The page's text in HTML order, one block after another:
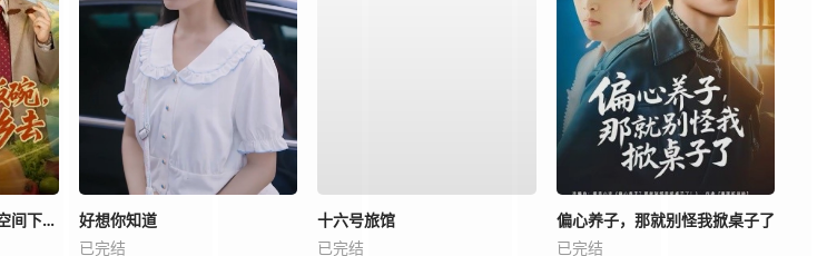
七零卖掉铁饭碗，囤满空间下乡去
好想你知道
已完结
十六号旅馆
已完结
偏心养子，那就别怪我掀桌子了
已完结